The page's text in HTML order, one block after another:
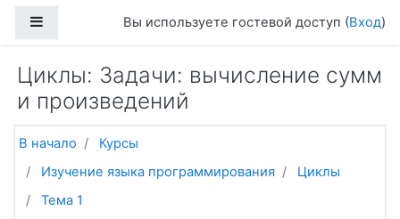
Боковая панельВы используете гостевой доступ (Вход)
Циклы: Задачи: вычисление сумм
и произведений
В начало
Курсы
Изучение языка программирования
Циклы
Тема 1